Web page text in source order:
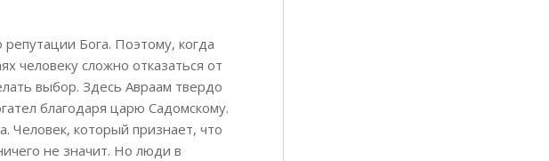
Бога. Поэтому, когда
человеку сложно отказаться от
выбор. Здесь Авраам твердо
благодаря царю Садомскому.
Человек, который признает, что
не значит. Но люди в